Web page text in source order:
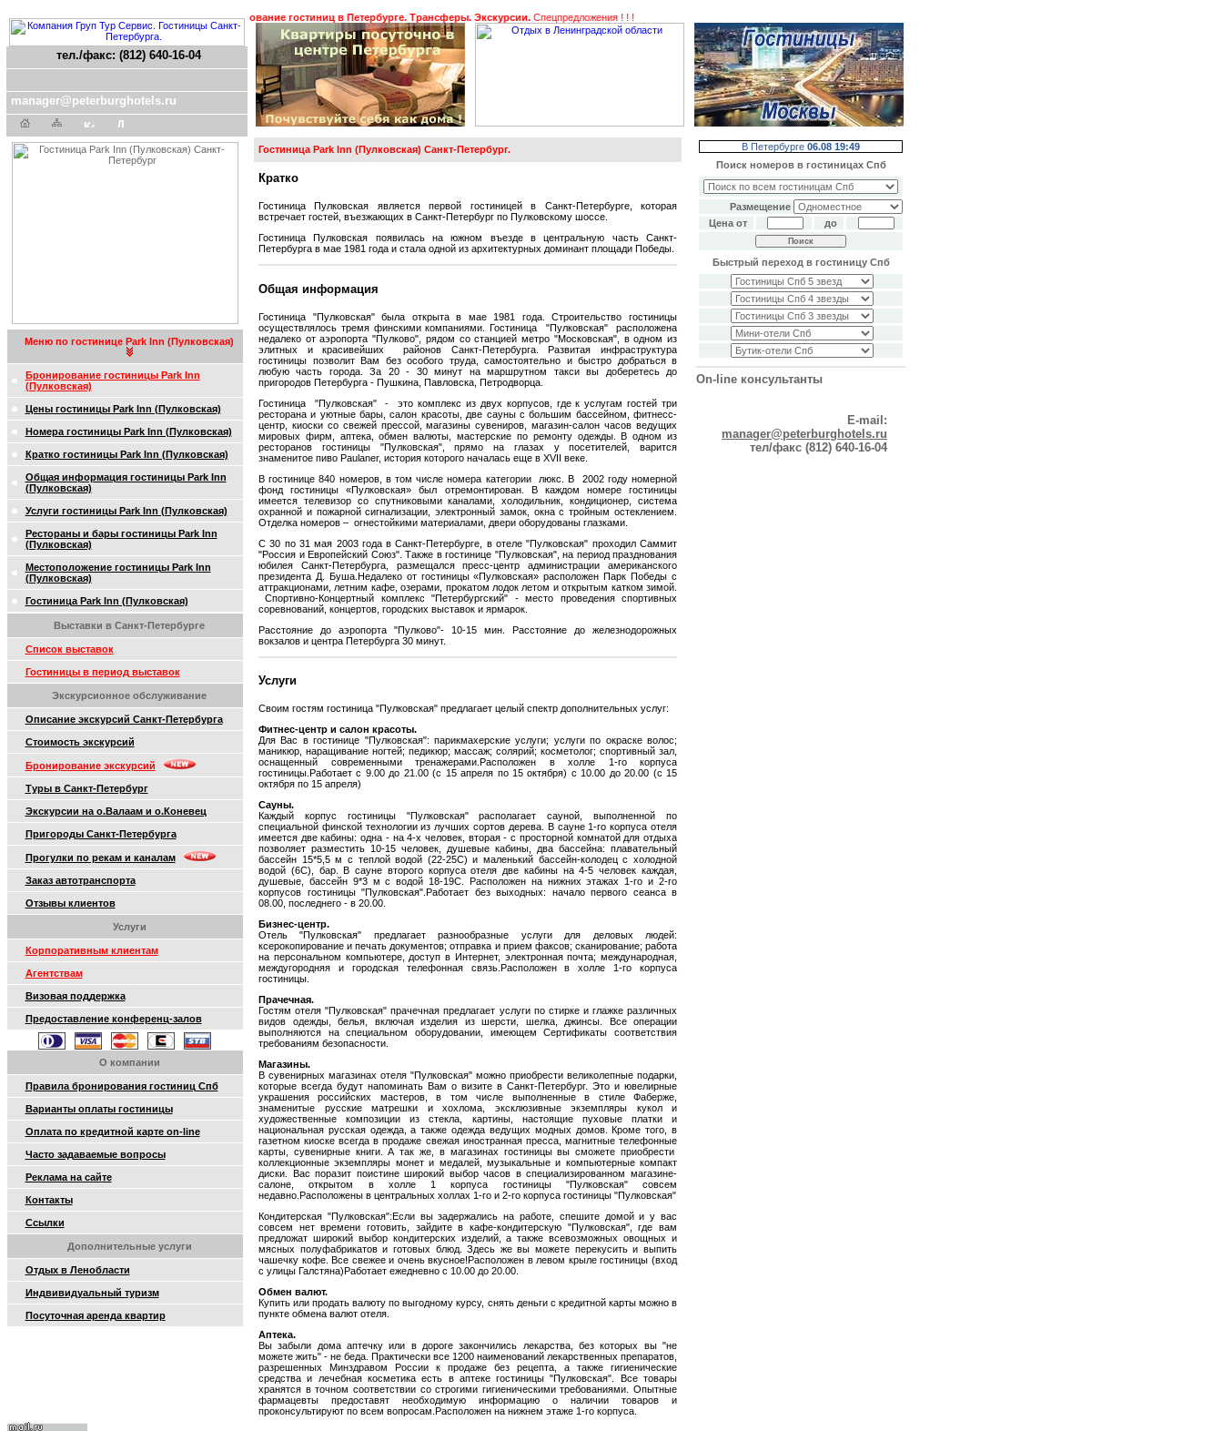
тел./факс: (812) 640-16-04
manager@peterburghotels.ru
! ! !Гостиницы Санкт-Петербурга. Бронирование гостиниц в Петербурге. Трансферы. Экскурсии.Спецпредложения ! ! !
Меню по гостинице Park Inn (Пулковская)
Бронирование гостиницы Park Inn
(Пулковская)
Цены гостиницы Park Inn (Пулковская)
Номера гостиницы Park Inn (Пулковская)
Кратко гостиницы Park Inn (Пулковская)
Общая информация гостиницы Park Inn
(Пулковская)
Услуги гостиницы Park Inn (Пулковская)
Рестораны и бары гостиницы Park Inn
(Пулковская)
Местоположение гостиницы Park Inn
(Пулковская)
Гостиница Park Inn (Пулковская)
Выставки в Санкт-Петербурге
Список выставок
Гостиницы в период выставок
Экскурсионное обслуживание
Описание экскурсий Санкт-Петербурга
Стоимость экскурсий
Бронирование экскурсий
Туры в Санкт-Петербург
Экскурсии на о.Валаам и о.Коневец
Пригороды Санкт-Петербурга
Прогулки по рекам и каналам
Заказ автотранспорта
Отзывы клиентов
Услуги
Корпоративным клиентам
Агентствам
Визовая поддержка
Предоставление конференц-залов
О компании
Правила бронирования гостиниц Спб
Варианты оплаты гостиницы
Оплата по кредитной карте on-line
Часто задаваемые вопросы
Реклама на сайте
Контакты
Ссылки
Дополнительные услуги
Отдых в Ленобласти
Индвивидуальный туризм
Посуточная аренда квартир
Гостиница Park Inn (Пулковская) Санкт-Петербург.
Кратко
Гостиница Пулковская является первой гостиницей в Санкт-Петербурге, которая
встречает гостей, въезжающих в Санкт-Петербург по Пулковскому шоссе.
Гостиница Пулковская появилась на южном въезде в центральную часть Санкт-
Петербурга в мае 1981 года и стала одной из архитектурных доминант площади Победы.
Общая информация
Гостиница "Пулковская" была открыта в мае 1981 года. Строительство гостиницы
осуществлялось тремя финскими компаниями. Гостиница "Пулковская" расположена
недалеко от аэропорта "Пулково", рядом со станцией метро "Московская", в одном из
элитных и красивейших районов Санкт-Петербурга. Развитая инфраструктура
гостиницы позволит Вам без особого труда, самостоятельно и быстро добраться в
любую часть города. За 20 - 30 минут на маршрутном такси вы доберетесь до
пригородов Петербурга - Пушкина, Павловска, Петродворца.
Гостиница "Пулковская" - это комплекс из двух корпусов, где к услугам гостей три
ресторана и уютные бары, салон красоты, две сауны с большим бассейном, фитнесс-
центр, киоски со свежей прессой, магазины сувениров, магазин-салон часов ведущих
мировых фирм, аптека, обмен валюты, мастерские по ремонту одежды. В одном из
ресторанов гостиницы "Пулковская", прямо на глазах у посетителей, варится
знаменитое пиво Paulaner, история которого началась еще в XVII веке.
В гостинице 840 номеров, в том числе номера категории люкс. В 2002 году номерной
фонд гостиницы «Пулковская» был отремонтирован. В каждом номере гостиницы
имеется телевизор со спутниковыми каналами, холодильник, кондиционер, система
охранной и пожарной сигнализации, электронный замок, окна с тройным остеклением.
Отделка номеров – огнестойкими материалами, двери оборудованы глазками.
С 30 по 31 мая 2003 года в Санкт-Петербурге, в отеле "Пулковская" проходил Саммит
"Россия и Европейский Союз". Также в гостинице "Пулковская", на период празднования
юбилея Санкт-Петербурга, размещался пресс-центр администрации американского
президента Д. Буша.Недалеко от гостиницы «Пулковская» расположен Парк Победы с
аттракционами, летним кафе, озерами, прокатом лодок летом и открытым катком зимой.
Спортивно-Концертный комплекс "Петербургский" - место проведения спортивных
соревнований, концертов, городских выставок и ярмарок.
Расстояние до аэропорта "Пулково"- 10-15 мин. Расстояние до железнодорожных
вокзалов и центра Петербурга 30 минут.
Услуги
Своим гостям гостиница "Пулковская" предлагает целый спектр дополнительных услуг:
Фитнес-центр и салон красоты.
Для Вас в гостинице "Пулковская": парикмахерские услуги; услуги по окраске волос;
маникюр, наращивание ногтей; педикюр; массаж; солярий; косметолог; спортивный зал,
оснащенный современными тренажерами.Расположен в холле 1-го корпуса
гостиницы.Работает с 9.00 до 21.00 (с 15 апреля по 15 октября) с 10.00 до 20.00 (с 15
октября по 15 апреля)
Cауны.
Каждый корпус гостиницы "Пулковская" располагает сауной, выполненной по
специальной финской технологии из лучших сортов дерева. В сауне 1-го корпуса отеля
имеется две кабины: одна - на 4-х человек, вторая - с просторной комнатой для отдыха
позволяет разместить 10-15 человек, душевые кабины, два бассейна: плавательный
бассейн 15*5,5 м с теплой водой (22-25С) и маленький бассейн-колодец с холодной
водой (6С), бар. В сауне второго корпуса отеля две кабины на 4-5 человек каждая,
душевые, бассейн 9*3 м с водой 18-19С. Расположен на нижних этажах 1-го и 2-го
корпусов гостиницы "Пулковская".Работает без выходных: начало первого сеанса в
08.00, последнего - в 20.00.
Бизнес-центр.
Отель "Пулковская" предлагает разнообразные услуги для деловых людей:
ксерокопирование и печать документов; отправка и прием факсов; сканирование; работа
на персональном компьютере, доступ в Интернет, электронная почта; международная,
междугородняя и городская телефонная связь.Расположен в холле 1-го корпуса
гостиницы.
Прачечная.
Гостям отеля "Пулковская" прачечная предлагает услуги по стирке и глажке различных
видов одежды, белья, включая изделия из шерсти, шелка, джинсы. Все операции
выполняются на специальном оборудовании, имеющем Сертификаты соответствия
требованиям безопасности.
Магазины.
В сувенирных магазинах отеля "Пулковская" можно приобрести великолепные подарки,
которые всегда будут напоминать Вам о визите в Санкт-Петербург. Это и ювелирные
украшения российских мастеров, в том числе выполненные в стиле Фаберже,
знаменитые русские матрешки и хохлома, эксклюзивные экземпляры кукол и
художественные композиции из стекла, картины, настоящие пуховые платки и
национальная русская одежда, а также одежда ведущих модных домов. Кроме того, в
газетном киоске всегда в продаже свежая иностранная пресса, магнитные телефонные
карты, сувенирные книги. А так же, в магазинах гостиницы вы сможете приобрести
коллекционные экземпляры монет и медалей, музыкальные и компьютерные компакт
диски. Вас поразит поистине широкий выбор часов в специализированном магазине-
салоне, открытом в холле 1 корпуса гостиницы "Пулковская" совсем
недавно.Расположены в центральных холлах 1-го и 2-го корпуса гостиницы "Пулковская"
Кондитерская "Пулковская":Если вы задержались на работе, спешите домой и у вас
совсем нет времени готовить, зайдите в кафе-кондитерскую "Пулковская", где вам
предложат широкий выбор кондитерских изделий, а также всевозможных овощных и
мясных полуфабрикатов и готовых блюд. Здесь же вы можете перекусить и выпить
чашечку кофе. Все свежее и очень вкусное!Расположен в левом крыле гостиницы (вход
с улицы Галстяна)Работает ежедневно с 10.00 до 20.00.
Обмен валют.
Купить или продать валюту по выгодному курсу, снять деньги с кредитной карты можно в
пункте обмена валют отеля.
Аптека.
Вы забыли дома аптечку или в дороге закончились лекарства, без которых вы "не
можете жить" - не беда. Практически все 1200 наименований лекарственных препаратов,
разрешенных Минздравом России к продаже без рецепта, а также гигиенические
средства и лечебная косметика есть в аптеке гостиницы "Пулковская". Все товары
хранятся в точном соответствии со строгими гигиеническими требованиями. Опытные
фармацевты предоставят необходимую информацию о наличии товаров и
проконсультируют по всем вопросам.Расположен на нижнем этаже 1-го корпуса.
В Петербурге 06.08 19:49
Поиск номеров в гостиницах Спб
Размещение
Цена от
до
Быстрый переход в гостиницу Спб
On-line консультанты
E-mail:
manager@peterburghotels.ru
тел/факс (812) 640-16-04